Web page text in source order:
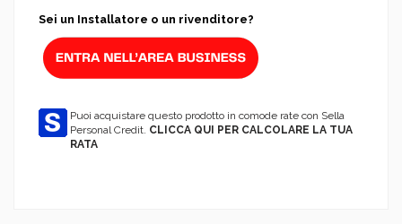
Sei un Installatore o un rivenditore?
Puoi acquistare questo prodotto in comode rate con Sella
Personal Credit. CLICCA QUI PER CALCOLARE LA TUA
RATA